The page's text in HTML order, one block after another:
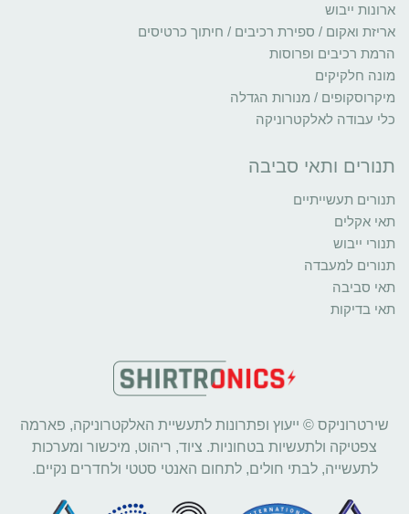
ארונות ייבוש
אריזת ואקום / ספירת רכיבים / חיתוך כרטיסים
הרמת רכיבים ופרוסות
מונה חלקיקים
מיקרוסקופים / מנורות הגדלה
כלי עבודה לאלקטרוניקה
תנורים ותאי סביבה
תנורים תעשייתיים
תאי אקלים
תנורי ייבוש
תנורים למעבדה
תאי סביבה
תאי בדיקות
שירטרוניקס © ייעוץ ופתרונות לתעשיית האלקטרוניקה, פארמה
צפטיקה ולתעשיות בטחוניות. ציוד, ריהוט, מיכשור ומערכות
לתעשייה, לבתי חולים, לתחום האנטי סטטי ולחדרים נקיים.